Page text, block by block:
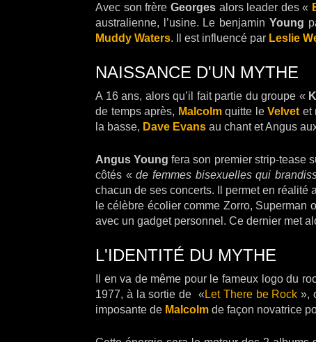
Avec son frère Georgesalors leader des «
australienne, l’usine. Le benjamin Young
Muddy Waters. Il est influencé par Leslie
NAISSANCE D'UN MYTHE
A 16 ans, alors qu’il fait partie du groupe «
de temps après, Malcolmquitte leVelvet et
la basse, Dave Evans au chant et Angus
Angus Young fera son premier strip-tease
côtés « de femmes bisexuelles qui
chacun de ses concerts. Il permet en réalité
le célèbre écolier comme Zorro, Superman
avec un gadget personnel. Ce dernier met
L'IDENTITÉ DU MYTHE
Il en va de même pour le fameux logo du
1977, à la sortie de « Let There be Rock »,
imposante de Malcolm de façon novatrice